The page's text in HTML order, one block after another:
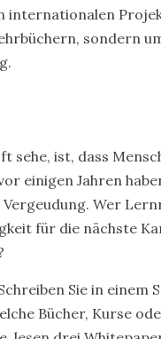
internationalen
sondern
sehe, ist, dass
einigen Jahren
Wer
für die nächste
Sie in einem
Bücher, Kurse